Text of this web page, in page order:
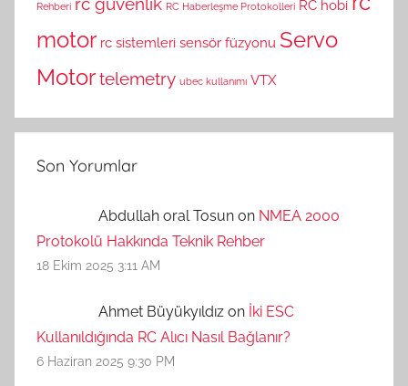
Rehberi rc güvenlik RC Haberleşme Protokolleri RC hobi
motor rc sistemleri sensör füzyonu Servo
Motortelemetry ubec kullanımı VTX
Son Yorumlar
Abdullah oral Tosun on NMEA 2000
Protokolü Hakkında Teknik Rehber
18 Ekim 2025 3:11 AM
Ahmet Büyükyıldız on İki ESC
Kullanıldığında RC Alıcı Nasıl Bağlanır?
6 Haziran 2025 9:30 PM